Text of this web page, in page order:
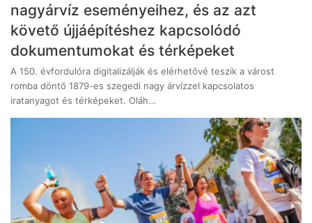
nagyárvíz eseményeihez, és az azt
követő újjáépítéshez kapcsolódó
dokumentumokat és térképeket
A 150. évfordulóra digitalizálják és elérhetővé teszik a várost
romba döntő 1879-es szegedi nagy árvízzel kapcsolatos
iratanyagot és térképeket. Oláh…